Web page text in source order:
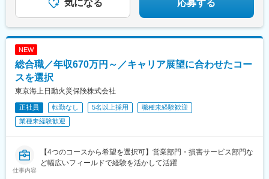
めじろ台駅、羽村駅、立川駅、京王八王子駅、東青梅駅、町田
駅、秋川駅、甲州街道駅、八王子みなみ野駅、上北台駅、新小平
駅、武蔵小金井駅、東村山駅、府中駅(東京都)、国領駅、瀬谷駅、
蔵小杉駅、新百合ケ丘駅、鷺沼駅、小田原駅、藤沢駅、秦野駅、
茅ケ崎駅、平塚駅、横須賀中央駅、相武台下駅、海老名駅(相鉄・
飯田駅(長野県)、上諏訪駅、駒ケ根駅、穂高駅、岡谷駅、地鉄ビル
前駅、朝菜町駅、末広町駅(富山県)、砺波駅、北鉄金沢駅、小松
気になる 応募する
NEW
総合職／年収670万円～／キャリア展望に合わせたコー
スを選択
東京海上日動火災保険株式会社
正社員 転勤なし 5名以上採用
職種未経験歓迎
業種未経験歓迎
仕事内容
【4つのコースから希望を選択可】営業部門・損害サービス部門な
ど幅広いフィールドで経験を活かして活躍